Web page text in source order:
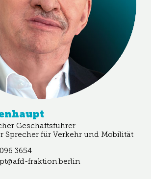
Geschäftsführer
Sprecher für Verkehr und Mobilität
3654
fraktion.berlin